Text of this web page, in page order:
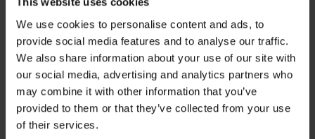
We use cookies to personalise content and ads, to
provide social media features and to analyse our traffic.
We also share information about your use of our site with
our social media, advertising and analytics partners who
may combine it with other information that you’ve
provided to them or that they’ve collected from your use
of their services.
3+1 БЕЗПЛАТНО